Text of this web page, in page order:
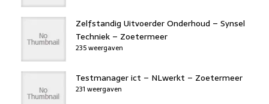
Zelfstandig Uitvoerder Onderhoud – Synsel
Techniek – Zoetermeer
235 weergaven
Testmanager ict – NLwerkt – Zoetermeer
231 weergaven